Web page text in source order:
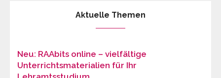
Aktuelle Themen
Neu: RAAbits online – vielfältige
Unterrichtsmaterialien für Ihr